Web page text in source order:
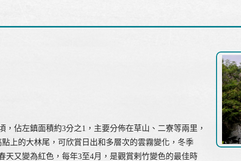
佔左鎮面積約3分之1，主要分佈在草山、二寮等兩里，
上的大林尾，可欣賞日出和多層次的雲霧變化，冬季
天又變為紅色，每年3至4月，是觀賞剌竹變色的最佳時